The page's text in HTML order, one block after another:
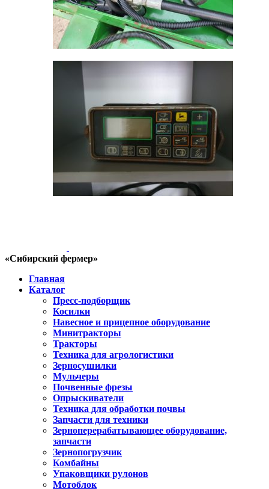
«Сибирский фермер»
Главная
Каталог
Пресс-подборщик
Косилки
Навесное и прицепное оборудование
Минитракторы
Тракторы
Техника для агрологистики
Зерносушилки
Мульчеры
Почвенные фрезы
Опрыскиватели
Техника для обработки почвы
Запчасти для техники
Зерноперерабатывающее оборудование,
запчасти
Зернопогрузчик
Комбайны
Упаковщики рулонов
Мотоблок